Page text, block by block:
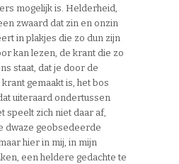
mogelijk is. Helderheid,
zwaard dat zin en onzin
in plakjes die zo dun zijn
kan lezen, de krant die zo
staat, dat je door de
gemaakt is, het bos
uiteraard ondertussen
speelt zich niet daar af,
dwaze geobsedeerde
hier in mij, in mijn
een heldere gedachte te